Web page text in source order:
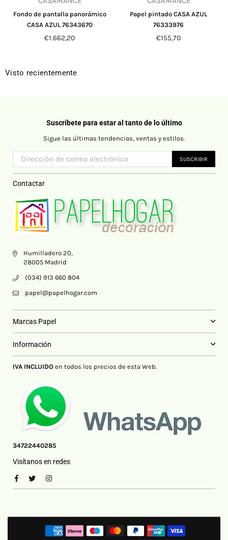
Fondo de pantalla panorámico
CASA AZUL 76343670
Precio
€1.662,20
Papel pintado CASA AZUL
76333976
Precio
€155,70
Visto recientemente
Suscríbete para estar al tanto de lo último
Sigue las últimas tendencias, ventas y estilos.
SUSCRIBIR
Contactar
Humilladero 20,
28005 Madrid
(034) 913 660 804
papel@papelhogar.com
Marcas Papel
Información
IVA INCLUIDO en todos los precios de esta Web.
34722440285
Visítanos en redes
Facebook
TwitterInstagram